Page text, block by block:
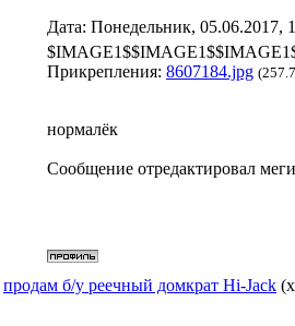
Дата: Понедельник, 05.06.2017,
Прикрепления: 8607184.jpg
нормалёк
Сообщение отредактировал
продам б/у реечный домкрат Hi-Jack